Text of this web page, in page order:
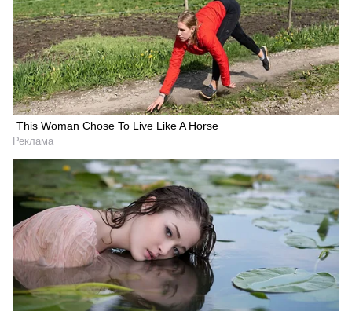
This Woman Chose To Live Like A Horse
Реклама